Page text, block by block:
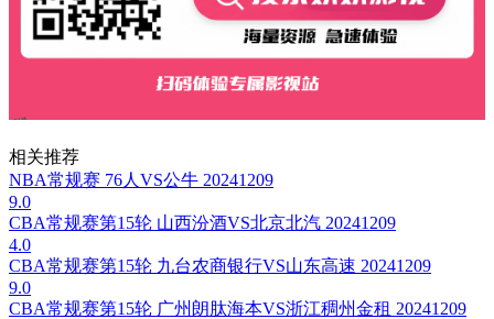
相关推荐
NBA常规赛 76人VS公牛 20241209
9.0
CBA常规赛第15轮 山西汾酒VS北京北汽 20241209
4.0
CBA常规赛第15轮 九台农商银行VS山东高速 20241209
9.0
CBA常规赛第15轮 广州朗肽海本VS浙江稠州金租 20241209